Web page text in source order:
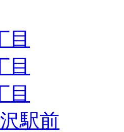
目
目
目
駅前